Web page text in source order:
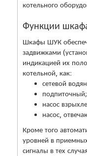
котельного
Функции
Шкафы ШУК
задвижками
индикацией их
котельной, как:
сетевой
подпиточный;
насос
насос,
Кроме того
уровней в
сигналы в тех